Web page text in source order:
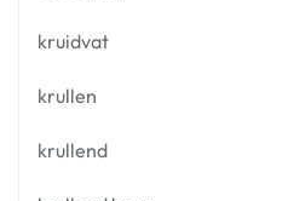
kruidvat
krullen
krullend